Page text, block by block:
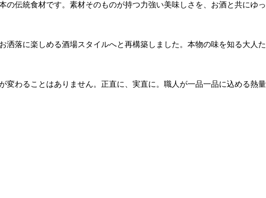
伝統食材です。素材そのものが持つ力強い美味しさを、お酒と共にゆっ
落に楽しめる酒場スタイルへと再構築しました。本物の味を知る大人た
わることはありません。正直に、実直に。職人が一品一品に込める熱量